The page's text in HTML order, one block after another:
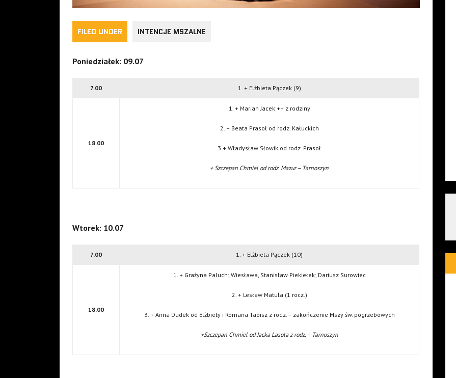
FILED UNDER INTENCJE MSZALNE
Poniedziałek: 09.07
7.00 1. + Elżbieta Pączek (9)
18.00
1. + Marian Jacek ++ z rodziny
2. + Beata Prasoł od rodz. Kałuckich
3 + Władysław Słowik od rodz. Prasoł
+ Szczepan Chmiel od rodz. Mazur – Tarnoszyn
Wtorek: 10.07
7.00 1. + Elżbieta Pączek (10)
18.00
1. + Grażyna Paluch; Wiesława, Stanisław Piekiełek; Dariusz Surowiec
2. + Lesław Matuła (1 rocz.)
3. + Anna Dudek od Elżbiety i Romana Tabisz z rodz. – zakończenie Mszy św. pogrzebowych
+Szczepan Chmiel od Jacka Lasota z rodz. – Tarnoszyn